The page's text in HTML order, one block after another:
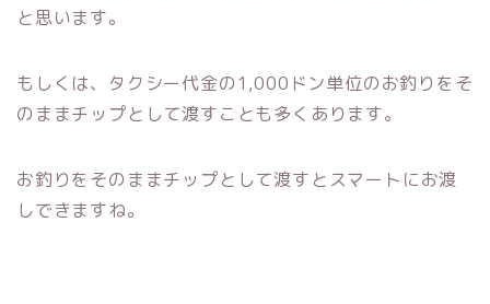
と思います。
もしくは、タクシー代金の1,000ドン単位のお釣りをそ
のままチップとして渡すことも多くあります。
お釣りをそのままチップとして渡すとスマートにお渡
しできますね。